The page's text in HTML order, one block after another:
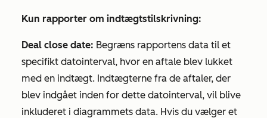
Kun rapporter om indtægtstilskrivning:
Deal close date: Begræns rapportens data til et
specifikt datointerval, hvor en aftale blev lukket
med en indtægt. Indtægterne fra de aftaler, der
blev indgået inden for dette datointerval, vil blive
inkluderet i diagrammets data. Hvis du vælger et